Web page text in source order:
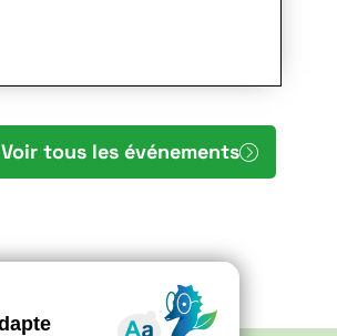
Voir tous les événements